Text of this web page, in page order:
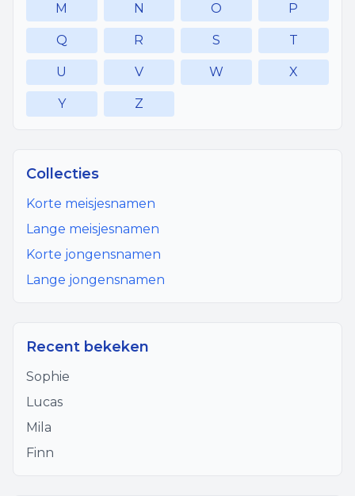
M N O P
Q R S T
U V W X
Y Z
Collecties
Korte meisjesnamen
Lange meisjesnamen
Korte jongensnamen
Lange jongensnamen
Recent bekeken
Sophie
Lucas
Mila
Finn